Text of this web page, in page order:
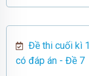
Đề thi cuối kì
có đáp án - Đề 7